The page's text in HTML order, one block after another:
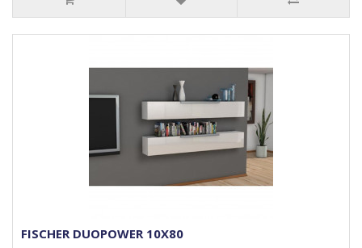
FISCHER DUOPOWER 10X80